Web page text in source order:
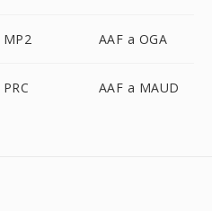
MP2 AAF a OGA
AAF a MAUD